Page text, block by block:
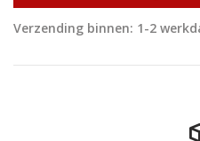
Verzending binnen: 1-2